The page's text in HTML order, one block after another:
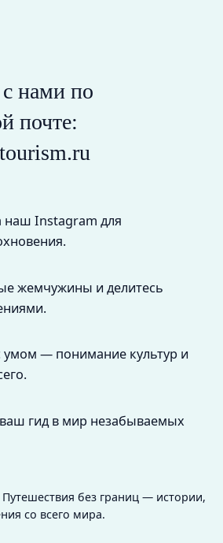
нами по
почте:
Instagram для
жемчужины и делитесь
умом — понимание культур и
гид в мир незабываемых
без границ — истории,
со всего мира.